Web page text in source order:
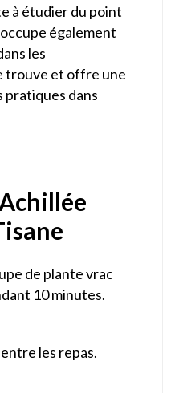
à étudier du point
également
les
trouve et offre une
dans
de plante vrac
10 minutes.
les repas.